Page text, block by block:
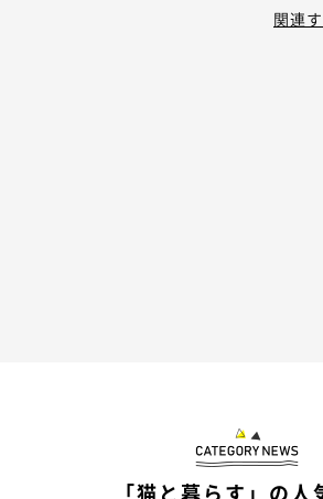
関連
「猫と暮らす」の人